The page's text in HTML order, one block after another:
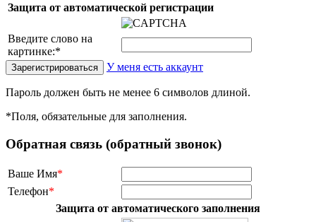
Защита от автоматической регистрации
Введите слово на
картинке:*
У меня есть аккаунт
Пароль должен быть не менее 6 символов длиной.
*Поля, обязательные для заполнения.
Обратная связь (обратный звонок)
Ваше Имя*
Телефон*
Защита от автоматического заполнения